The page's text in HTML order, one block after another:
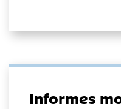
Informes